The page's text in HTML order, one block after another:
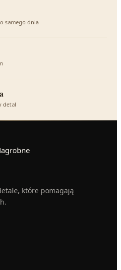
samego dnia
detal
które pomagają